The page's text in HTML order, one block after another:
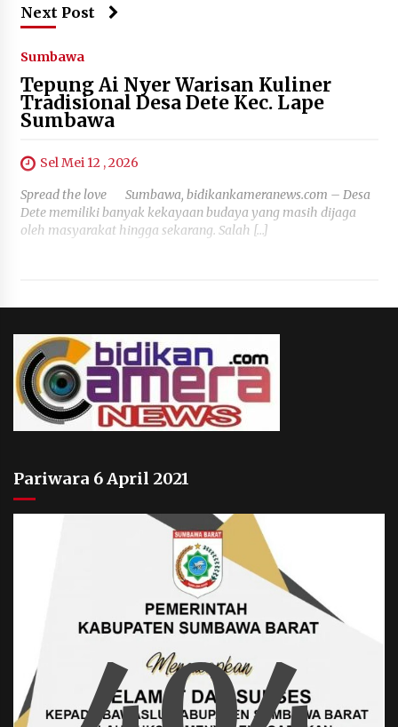
Next Post
Sumbawa
Tepung Ai Nyer Warisan Kuliner
Tradisional Desa Dete Kec. Lape
Sumbawa
Sel Mei 12 , 2026
Spread the love Sumbawa, bidikankameranews.com – Desa
Dete memiliki banyak kekayaan budaya yang masih dijaga
oleh masyarakat hingga sekarang. Salah […]
Pariwara 6 April 2021